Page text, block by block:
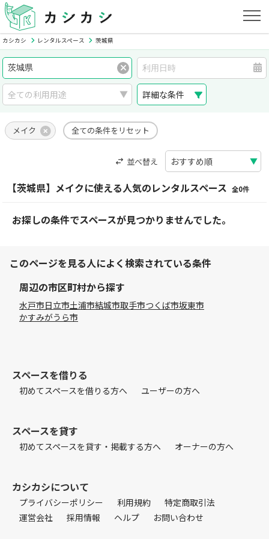
カシカシ レンタルスペース 茨城県
詳細な条件
メイク 全ての条件をリセット
並べ替え
【茨城県】メイクに使える人気のレンタルスペース 全0件
お探しの条件でスペースが見つかりませんでした。
このページを見る人によく検索されている条件
周辺の市区町村から探す
水戸市日立市土浦市結城市取手市つくば市坂東市
かすみがうら市
スペースを借りる
初めてスペースを借りる方へ ユーザーの方へ
スペースを貸す
初めてスペースを貸す・掲載する方へ オーナーの方へ
カシカシについて
プライバシーポリシー 利用規約
特定商取引法
運営会社
採用情報 ヘルプ お問い合わせ